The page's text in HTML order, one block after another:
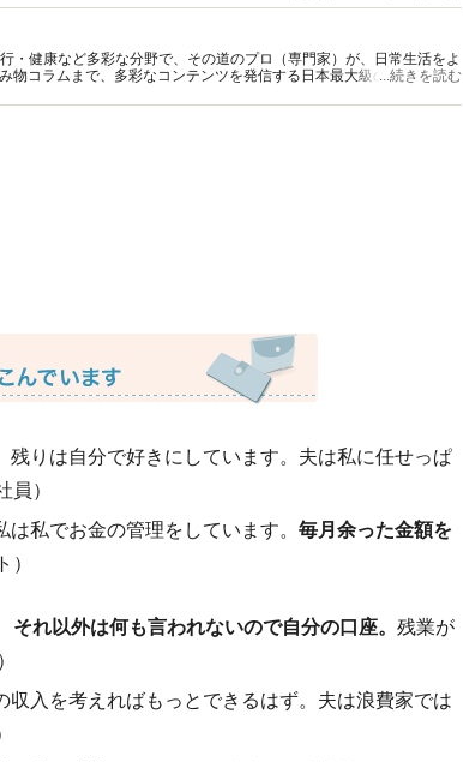
・健康など多彩な分野で、その道のプロ（専門家）が、日常生活をよ
物コラムまで、多彩なコンテンツを発信する日本最大級の総合情報サ
...続きを読む
残りは自分で好きにしています。夫は私に任せっぱ
）
私でお金の管理をしています。 毎月余った金額を
）
それ以外は何も言われないので自分の口座。 残業が
収入を考えればもっとできるはず。夫は浪費家では